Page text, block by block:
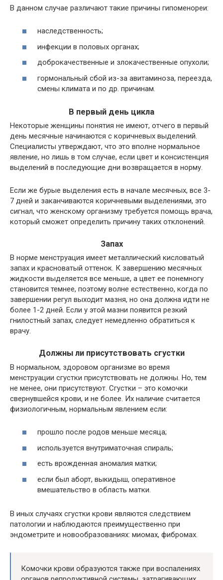
В данном случае различают такие причины гипоменореи:
наследственность;
инфекции в половых органах;
доброкачественные и злокачественные опухоли;
гормональный сбой из-за авитаминоза, переезда,
смены климата и по др. причинам.
В первый день цикла
Некоторые женщины понятия не имеют, отчего в первый
день месячные начинаются с коричневых выделений.
Специалисты утверждают, что это вполне нормальное
явление, но лишь в том случае, если цвет и консистенция
выделений в последующие дни возвращается в норму.
Если же бурые выделения есть в начале месячных, все 3-
7 дней и заканчиваются коричневыми выделениями, это
сигнал, что женскому организму требуется помощь врача,
который сможет определить причину таких отклонений.
Запах
В норме менструация имеет металлический кисловатый
запах и красноватый оттенок. К завершению месячных
жидкости выделяется все меньше, а цвет ее понемногу
становится темнее, поэтому волне естественно, когда по
завершении регул выходит мазня, но она должна идти не
более 1-2 дней. Если у этой мазни появится резкий
гнилостный запах, следует немедленно обратиться к
врачу.
Должны ли присутствовать сгустки
В нормальном, здоровом организме во время
менструации сгустки присутствовать не должны. Но, тем
не менее, они присутствуют. Сгустки – это комочки
свернувшейся крови, и не более. Их наличие считается
физиологичным, нормальным явлением если:
прошло после родов меньше месяца;
используется внутриматочная спираль;
есть врожденная аномалия матки;
если был аборт, выкидыш, оперативное
вмешательство в область матки.
В иных случаях сгустки крови являются следствием
патологии и наблюдаются преимущественно при
эндометрите и новообразованиях: миомах, фибромах.
Комочки крови образуются также при воспалениях